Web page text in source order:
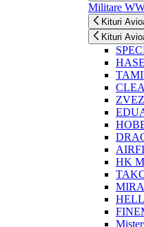
Militare
Kituri
Kituri
HK